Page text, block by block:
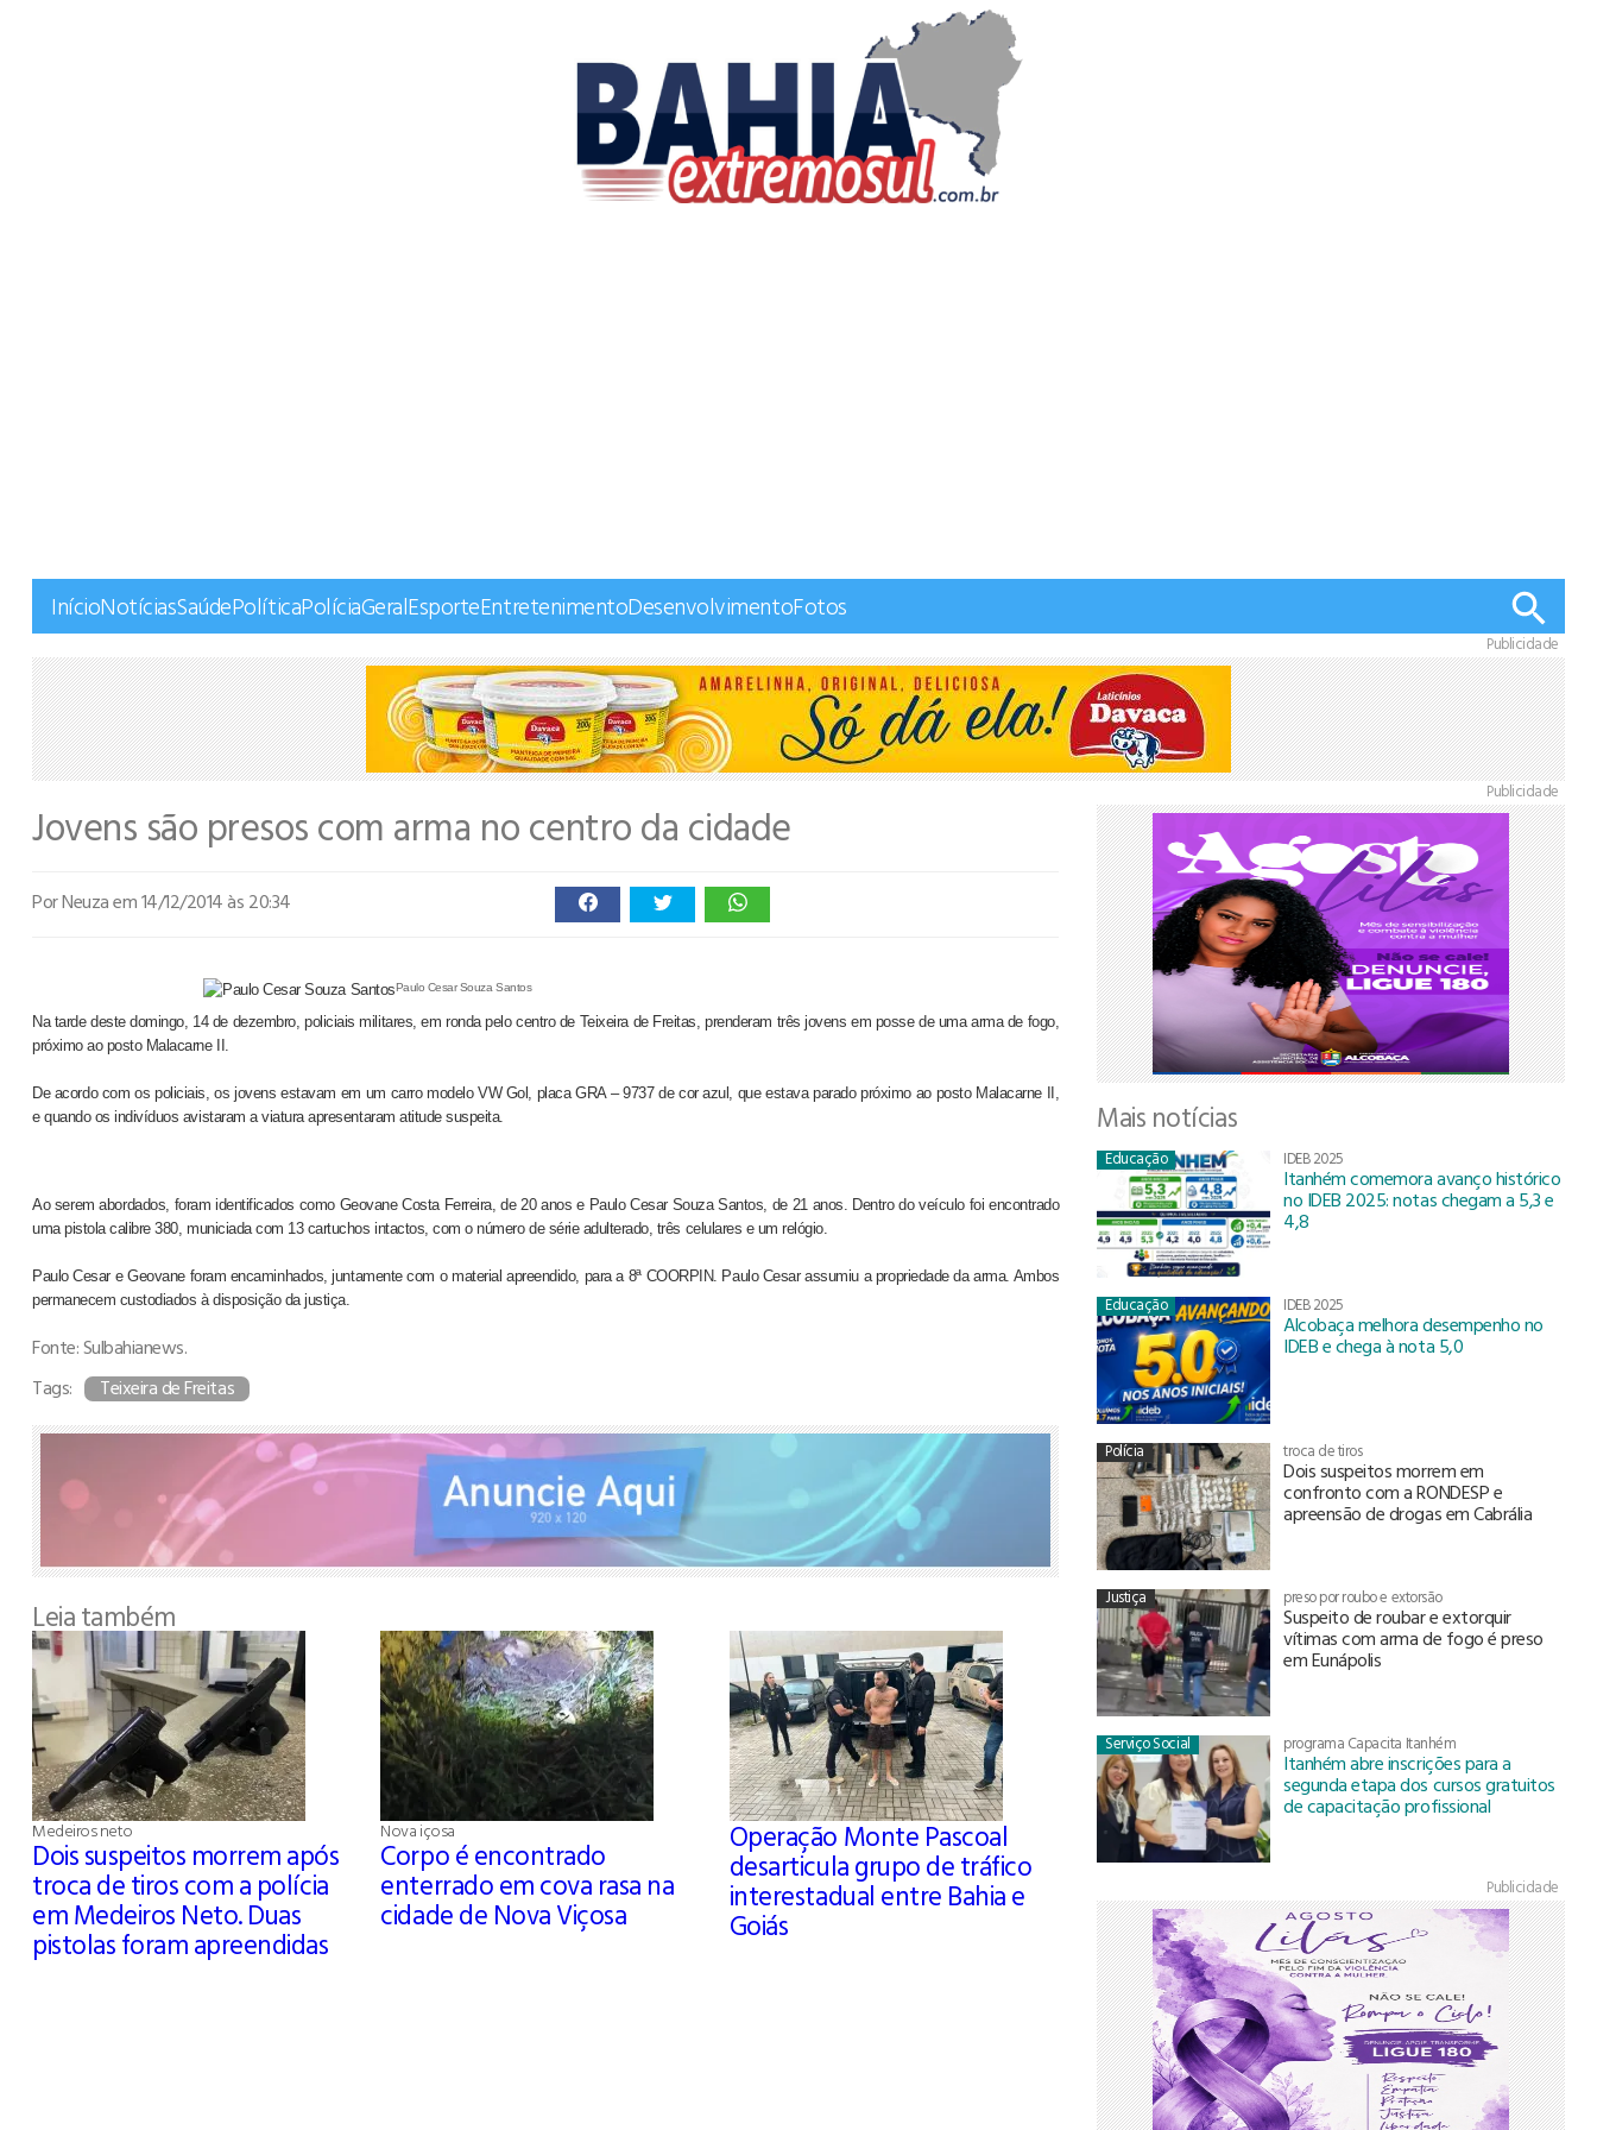
InícioNotíciasSaúdePolíticaPolíciaGeralEsporteEntretenimentoDesenvolvimentoFotos
Publicidade
Jovens são presos com arma no centro da cidade
Por Neuzaem 14/12/2014 às 20:34
Paulo Cesar Souza Santos
Na tarde deste domingo, 14 de dezembro, policiais militares, em ronda pelo centro de Teixeira de Freitas, prenderam três jovens em posse de uma arma de fogo,
próximo ao posto Malacarne II.
De acordo com os policiais, os jovens estavam em um carro modelo VW Gol, placa GRA – 9737 de cor azul, que estava parado próximo ao posto Malacarne II,
e quando os indivíduos avistaram a viatura apresentaram atitude suspeita.
Ao serem abordados, foram identificados como Geovane Costa Ferreira, de 20 anos e Paulo Cesar Souza Santos, de 21 anos. Dentro do veículo foi encontrado
uma pistola calibre 380, municiada com 13 cartuchos intactos, com o número de série adulterado, três celulares e um relógio.
Paulo Cesar e Geovane foram encaminhados, juntamente com o material apreendido, para a 8ª COORPIN. Paulo Cesar assumiu a propriedade da arma. Ambos
permanecem custodiados à disposição da justiça.
Fonte: Sulbahianews.
Tags:
Teixeira de Freitas
Leia também
Medeiros neto
Dois suspeitos morrem após
troca de tiros com a polícia
em Medeiros Neto. Duas
pistolas foram apreendidas
Nova içosa
Corpo é encontrado
enterrado em cova rasa na
cidade de Nova Viçosa
Operação Monte Pascoal
desarticula grupo de tráfico
interestadual entre Bahia e
Goiás
Publicidade
Mais notícias
Educação IDEB 2025
Itanhém comemora avanço histórico
no IDEB 2025: notas chegam a 5,3 e
4,8
Educação IDEB 2025
Alcobaça melhora desempenho no
IDEB e chega à nota 5,0
Polícia troca de tiros
Dois suspeitos morrem em
confronto com a RONDESP e
apreensão de drogas em Cabrália
Justiça preso por roubo e extorsão
Suspeito de roubar e extorquir
vítimas com arma de fogo é preso
em Eunápolis
Serviço Social programa Capacita Itanhém
Itanhém abre inscrições para a
segunda etapa dos cursos gratuitos
de capacitação profissional
Publicidade